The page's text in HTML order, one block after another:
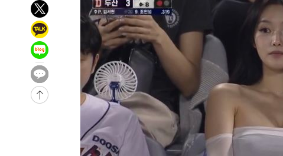
-27987초 전 >
미 사업체 일자리, 7월에 2.3만개 순감하고 그 전 2개월 10.3만
하향수정 (2보)
-27435초 전 >
[속보] 미 사업체, 일자리 7월에 2.3만 개 줄어…실업률은
-23298초 전 >
[속보]이 대통령 "부동산 공급 기존 사고방식 매달리지 말고 과
실천"
-22383초 전 >
이란, "오만과 '중앙 단일 루트' 합의…북쪽 인바운드·남쪽 아
운드는 임시"
-13951초 전 >
"낮 기온 소폭 하락"…수도권 폭염중대경보, 폭염경보로 하향
-13915초 전 >
[속보]이 대통령, '호우피해' 안동·의성 관할 4개 면 특별재난
선포
-13878초 전 >
[단독]중수청 지원 검사들, 정원 초과 시 낮은 계급 임용…희망
낮 최고 37도 찜통더위…곳곳 소나기·강원 많은 비[내일날씨]
SK하이닉스, 용인·청주 팹에 54조 투자…"AI 메모리 수요 선